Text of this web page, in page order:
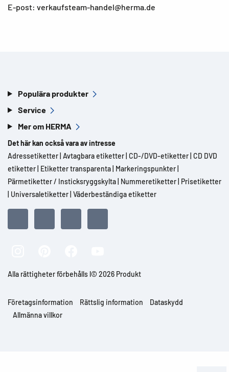
E-post: verkaufsteam-handel@herma.de
Populära produkter
Service
Mer om HERMA
Det här kan också vara av intresse
Adressetiketter Avtagbara etiketter CD-/DVD-etiketter CD DVD
etiketter Etiketter transparenta Markeringspunkter
Pärmetiketter / Insticksryggskylta Nummeretiketter Prisetiketter
Universaletiketter Väderbeständiga etiketter
Alla rättigheter förbehålls l© 2026 Produkt
Företagsinformation Rättslig information
Dataskydd
Allmänna villkor